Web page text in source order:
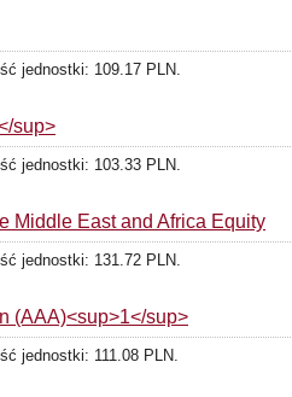
jednostki: 109.17 PLN.
sup>
jednostki: 103.33 PLN.
Middle East and Africa Equity
jednostki: 131.72 PLN.
(AAA)<sup>1</sup>
jednostki: 111.08 PLN.